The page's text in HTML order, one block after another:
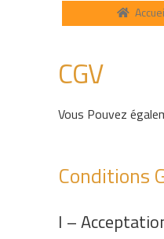
CGV
Vous Pouvez
Conditions
I –